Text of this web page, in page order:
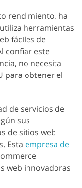
rendimiento, ha
herramientas
fáciles de
confiar este
no necesita
para obtener el
de servicios de
sus
de sitios web
Esta empresa de
web innovadoras